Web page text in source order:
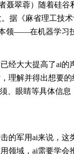
聂翠蓉）随着硅谷
据《麻省理工技
领——在机器学习
经大大提高了ai的
理解并得出想要
、眼睛等具体信
的军用ai来说，这
领域，ai需要学